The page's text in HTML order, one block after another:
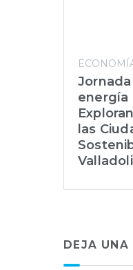
energía
las
DEJA UNA